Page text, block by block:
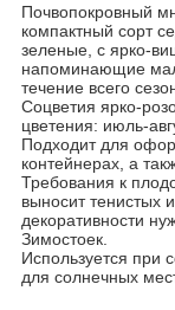
Почвопокровный
компактный сорт
зеленые, с ярко-
напоминающие
течение всего
Соцветия ярко-
цветения: июль-
Подходит для
контейнерах, а
Требования к
выносит тенистых
декоративности
Зимостоек.
Используется при
для солнечных